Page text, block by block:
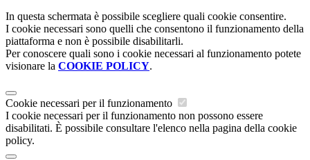
In questa schermata è possibile scegliere quali cookie consentire.
I cookie necessari sono quelli che consentono il funzionamento della
piattaforma e non è possibile disabilitarli.
Per conoscere quali sono i cookie necessari al funzionamento potete
visionare la COOKIE POLICY.
Cookie necessari per il funzionamento
I cookie necessari per il funzionamento non possono essere
disabilitati. È possibile consultare l'elenco nella pagina della cookie
policy.